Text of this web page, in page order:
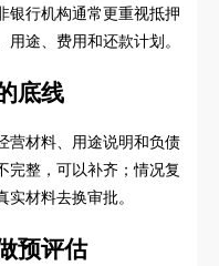
银行机构通常更重视抵押
途、费用和还款计划。
底线
营材料、用途说明和负债
完整，可以补齐；情况复
材料去换审批。
预评估